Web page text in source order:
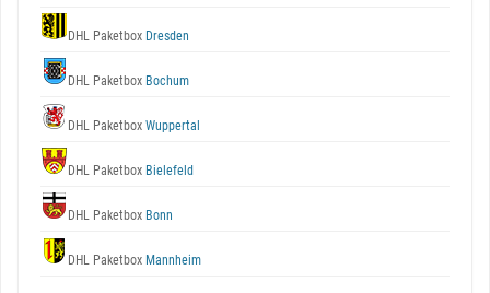
DHL Paketbox Dresden
DHL Paketbox Bochum
DHL Paketbox Wuppertal
DHL Paketbox Bielefeld
DHL Paketbox Bonn
DHL Paketbox Mannheim